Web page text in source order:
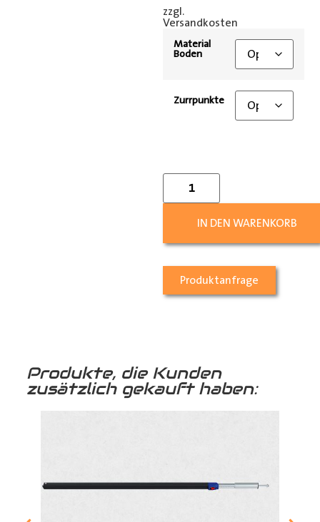
zzgl.
Versandkosten
Material
Boden
Zurrpunkte
IN DEN WARENKORB
Produktanfrage
Produkte, die Kunden
zusätzlich gekauft haben: